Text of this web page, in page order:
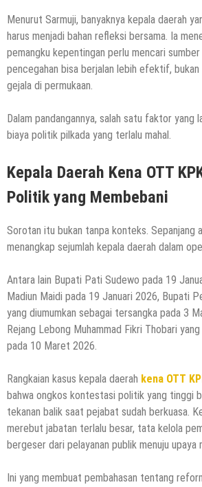
Menurut Sarmuji, banyaknya kepala daerah
harus menjadi bahan refleksi bersama. Ia
pemangku kepentingan perlu mencari
pencegahan bisa berjalan lebih efektif, bukan
gejala di permukaan.
Dalam pandangannya, salah satu faktor yang
biaya politik pilkada yang terlalu mahal.
Kepala Daerah Kena OTT
Politik yang Membebani
Sorotan itu bukan tanpa konteks. Sepanjang
menangkap sejumlah kepala daerah dalam
Antara lain Bupati Pati Sudewo pada 19
Madiun Maidi pada 19 Januari 2026, Bupati
yang diumumkan sebagai tersangka pada 3
Rejang Lebong Muhammad Fikri Thobari
pada 10 Maret 2026.
Rangkaian kasus kepala daerah kena OTT
bahwa ongkos kontestasi politik yang tinggi
tekanan balik saat pejabat sudah berkuasa.
merebut jabatan terlalu besar, tata kelola
bergeser dari pelayanan publik menuju
Ini yang membuat pembahasan tentang